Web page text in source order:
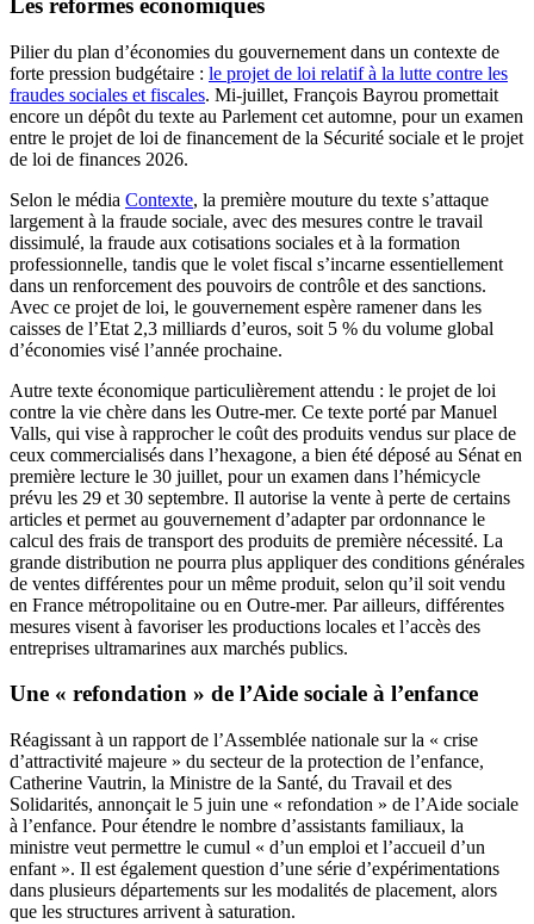
Les réformes économiques
Pilier du plan d’économies du gouvernement dans un contexte de
forte pression budgétaire : le projet de loi relatif à la lutte contre les
fraudes sociales et fiscales. Mi-juillet, François Bayrou promettait
encore un dépôt du texte au Parlement cet automne, pour un examen
entre le projet de loi de financement de la Sécurité sociale et le projet
de loi de finances 2026.
Selon le média Contexte, la première mouture du texte s’attaque
largement à la fraude sociale, avec des mesures contre le travail
dissimulé, la fraude aux cotisations sociales et à la formation
professionnelle, tandis que le volet fiscal s’incarne essentiellement
dans un renforcement des pouvoirs de contrôle et des sanctions.
Avec ce projet de loi, le gouvernement espère ramener dans les
caisses de l’Etat 2,3 milliards d’euros, soit 5 % du volume global
d’économies visé l’année prochaine.
Autre texte économique particulièrement attendu : le projet de loi
contre la vie chère dans les Outre-mer. Ce texte porté par Manuel
Valls, qui vise à rapprocher le coût des produits vendus sur place de
ceux commercialisés dans l’hexagone, a bien été déposé au Sénat en
première lecture le 30 juillet, pour un examen dans l’hémicycle
prévu les 29 et 30 septembre. Il autorise la vente à perte de certains
articles et permet au gouvernement d’adapter par ordonnance le
calcul des frais de transport des produits de première nécessité. La
grande distribution ne pourra plus appliquer des conditions générales
de ventes différentes pour un même produit, selon qu’il soit vendu
en France métropolitaine ou en Outre-mer. Par ailleurs, différentes
mesures visent à favoriser les productions locales et l’accès des
entreprises ultramarines aux marchés publics.
Une « refondation » de l’Aide sociale à l’enfance
Réagissant à un rapport de l’Assemblée nationale sur la « crise
d’attractivité majeure » du secteur de la protection de l’enfance,
Catherine Vautrin, la Ministre de la Santé, du Travail et des
Solidarités, annonçait le 5 juin une « refondation » de l’Aide sociale
à l’enfance. Pour étendre le nombre d’assistants familiaux, la
ministre veut permettre le cumul « d’un emploi et l’accueil d’un
enfant ». Il est également question d’une série d’expérimentations
dans plusieurs départements sur les modalités de placement, alors
que les structures arrivent à saturation.